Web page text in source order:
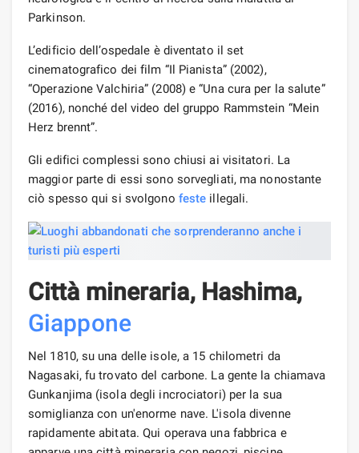
Parkinson.
L’edificio dell’ospedale è diventato il set
cinematografico dei film “Il Pianista” (2002),
“Operazione Valchiria” (2008) e “Una cura per la salute”
(2016), nonché del video del gruppo Rammstein “Mein
Herz brennt”.
Gli edifici complessi sono chiusi ai visitatori. La
maggior parte di essi sono sorvegliati, ma nonostante
ciò spesso qui si svolgono feste illegali.
Città mineraria, Hashima,
Giappone
Nel 1810, su una delle isole, a 15 chilometri da
Nagasaki, fu trovato del carbone. La gente la chiamava
Gunkanjima (isola degli incrociatori) per la sua
somiglianza con un'enorme nave. L'isola divenne
rapidamente abitata. Qui operava una fabbrica e